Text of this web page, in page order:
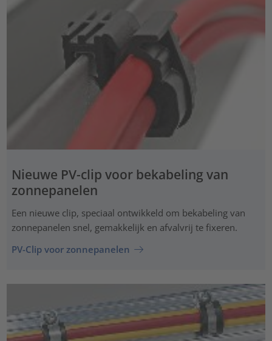
Nieuwe PV-clip voor bekabeling van
zonnepanelen
Een nieuwe clip, speciaal ontwikkeld om bekabeling van
zonnepanelen snel, gemakkelijk en afvalvrij te fixeren.
PV-Clip voor zonnepanelen